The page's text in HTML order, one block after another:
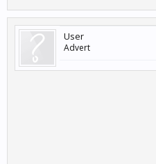
User
Advert